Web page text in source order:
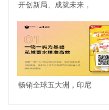
开创新局、成就未来，
信永中和加速国际化
畅销全球五大洲，印尼